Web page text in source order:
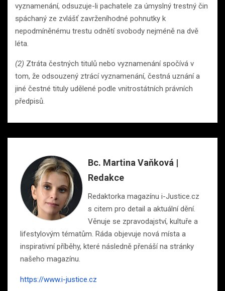
vyznamenání, odsuzuje-li pachatele za úmyslný trestný čin
spáchaný ze zvlášť zavrženíhodné pohnutky k
nepodmíněnému trestu odnětí svobody nejméně na dvě
léta.
(2) Ztráta čestných titulů nebo vyznamenání spočívá v
tom, že odsouzený ztrácí vyznamenání, čestná uznání a
jiné čestné tituly udělené podle vnitrostátních právních
předpisů.
Bc. Martina Vaňková |
Redakce
Redaktorka magazínu i-Justice.cz
s citem pro detail a aktuální dění.
Věnuje se zpravodajství, kultuře a
lifestylovým tématům. Ráda objevuje nová místa a
inspirativní příběhy, které následně přenáší na stránky
našeho magazínu.
https://www.i-justice.cz